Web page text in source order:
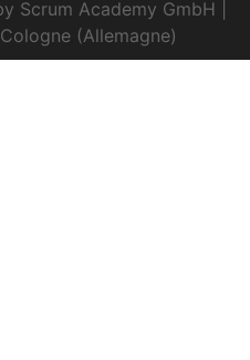
Scrum Academy GmbH |
(Allemagne)